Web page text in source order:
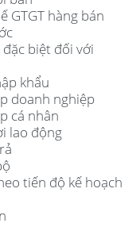
GTGT hàng bán
biệt đối với
khẩu
doanh nghiệp
cá nhân
lao động
tiến độ kế hoạch